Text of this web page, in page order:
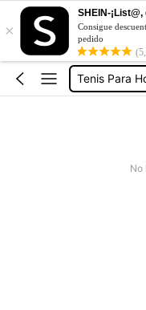
×
SHEIN-
Consigue
pedido
Tenis
Tenis Para
Tenis
No